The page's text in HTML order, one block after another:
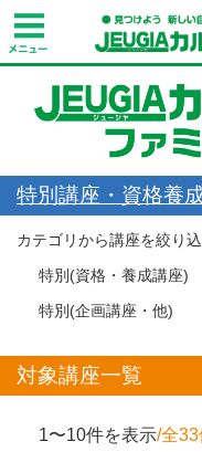
特別講座・資格養
カテゴリから講座を絞り
特別(資格・養成講座)
特別(企画講座・他)
対象講座一覧
1〜10件を表示/全33